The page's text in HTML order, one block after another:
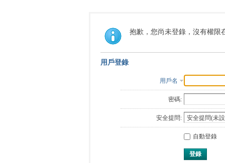
抱歉，您尚未登錄，沒有權限
用戶登錄
用戶名
密碼:
安全提問:
自動登錄
登錄